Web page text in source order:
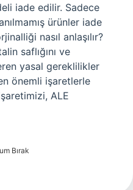
iade edilir. Sadece
ürünler iade
nasıl anlaşılır?
saflığını ve
yasal gereklilikler
önemli işaretlerle
ALE
Bırak